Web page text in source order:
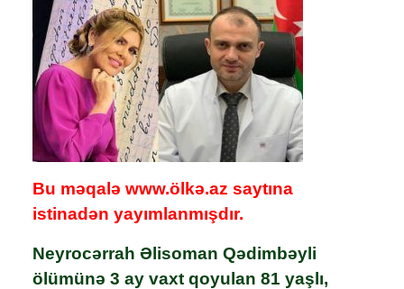
Bu məqalə www.ölkə.az saytına
istinadən yayımlanmışdır.
Neyrocərrah Əlisoman Qədimbəyli
ölümünə 3 ay vaxt qoyulan 81 yaşlı,